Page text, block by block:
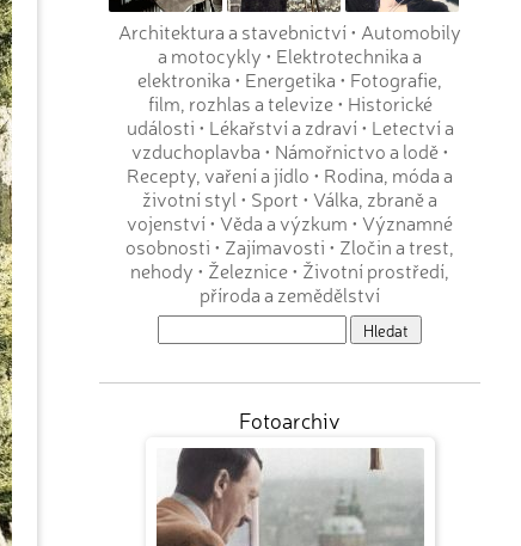
Architektura a stavebnictví• Automobily
a motocykly • Elektrotechnika a
elektronika • Energetika • Fotografie,
film, rozhlas a televize• Historické
události • Lékařství a zdraví• Letectví a
vzduchoplavba • Námořnictvo a lodě•
Recepty, vaření a jídlo • Rodina, móda a
životní styl • Sport • Válka, zbraně a
vojenství• Věda a výzkum • Významné
osobnosti • Zajímavosti • Zločin a trest,
nehody • Železnice• Životní prostředí,
příroda a zemědělství
Fotoarchiv